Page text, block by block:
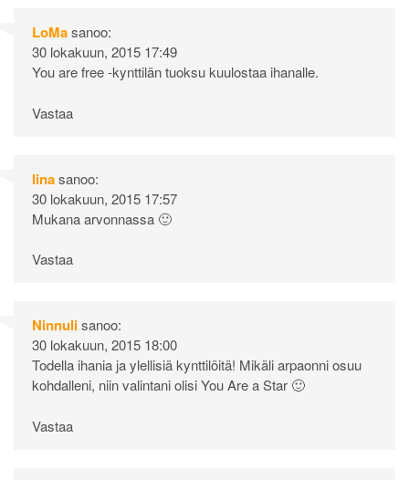
LoMasanoo:
30 lokakuun, 2015 17:49
You are free -kynttilän tuoksu kuulostaa ihanalle.
Vastaa
Iinasanoo:
30 lokakuun, 2015 17:57
Mukana arvonnassa 🙂
Vastaa
Ninnulisanoo:
30 lokakuun, 2015 18:00
Todella ihania ja ylellisiä kynttilöitä! Mikäli arpaonni osuu
kohdalleni, niin valintani olisi You Are a Star 🙂
Vastaa